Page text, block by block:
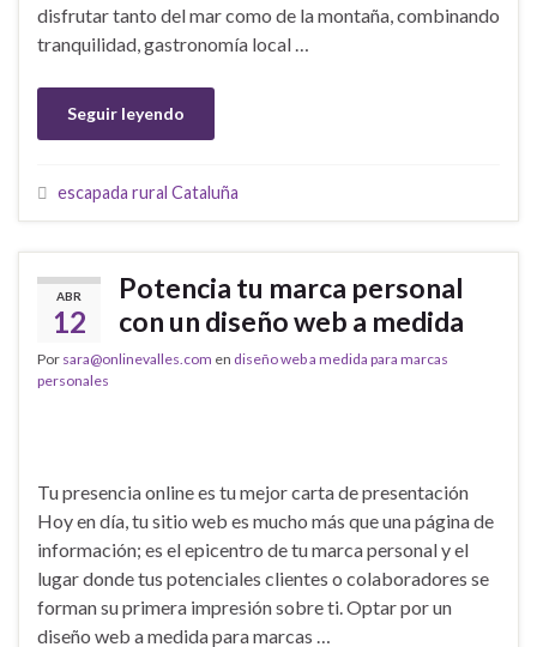
disfrutar tanto del mar como de la montaña, combinando
tranquilidad, gastronomía local …
Seguir leyendo
escapada rural Cataluña
ABR
12
Potencia tu marca personal
con un diseño web a medida
Por sara@onlinevalles.com en diseño web a medida para marcas
personales
Tu presencia online es tu mejor carta de presentación
Hoy en día, tu sitio web es mucho más que una página de
información; es el epicentro de tu marca personal y el
lugar donde tus potenciales clientes o colaboradores se
forman su primera impresión sobre ti. Optar por un
diseño web a medida para marcas …